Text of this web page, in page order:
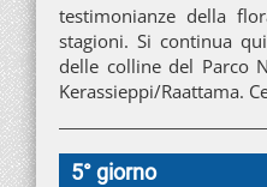
testimonianze della
stagioni. Si continua
delle colline del Parco
Kerassieppi/Raattama.
5° giorno